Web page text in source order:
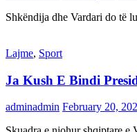
Shkëndija dhe Vardari do të
Lajme, Sport
Ja Kush E Bindi
adminadmin February 20,